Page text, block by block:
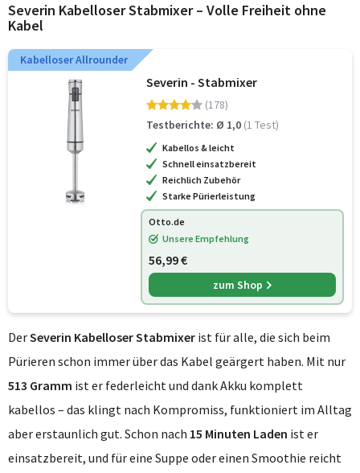
Severin Kabelloser Stabmixer – Volle Freiheit ohne
Kabel
Kabelloser Allrounder
Severin - Stabmixer
(178)
Testberichte: Ø 1,0 (1 Test)
Kabellos & leicht
Schnell einsatzbereit
Reichlich Zubehör
Starke Pürierleistung
Otto.de
Unsere Empfehlung
56,99 €
zum Shop
DerSeverin Kabelloser Stabmixer ist für alle, die sich beim
Pürieren schon immer über das Kabel geärgert haben. Mit nur
513 Gramm ist er federleicht und dank Akku komplett
kabellos – das klingt nach Kompromiss, funktioniert im Alltag
aber erstaunlich gut. Schon nach 15 Minuten Laden ist er
einsatzbereit, und für eine Suppe oder einen Smoothie reicht